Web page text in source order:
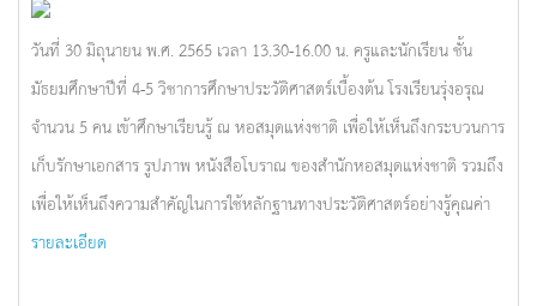
วันที่ 30 มิถุนายน พ.ศ. 2565 เวลา 13.30-16.00 น. ครูและนักเรียน ชั้น
มัธยมศึกษาปีที่ 4-5 วิชาการศึกษาประวัติศาสตร์เบื้องต้น โรงเรียนรุ่งอรุณ
จำนวน 5 คน เข้าศึกษาเรียนรู้ ณ หอสมุดแห่งชาติ เพื่อให้เห็นถึงกระบวนการ
เก็บรักษาเอกสาร รูปภาพ หนังสือโบราณ ของสำนักหอสมุดแห่งชาติ รวมถึง
เพื่อให้เห็นถึงความสำคัญในการใช้หลักฐานทางประวัติศาสตร์อย่างรู้คุณค่า
รายละเอียด